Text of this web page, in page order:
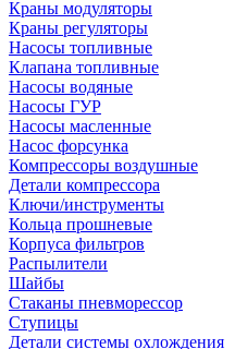
Краны модуляторы
Краны регуляторы
Насосы топливные
Клапана топливные
Насосы водяные
Насосы ГУР
Насосы масленные
Насос форсунка
Компрессоры воздушные
Детали компрессора
Ключи/инструменты
Кольца прошневые
Корпуса фильтров
Распылители
Шайбы
Стаканы пневморессор
Ступицы
Детали системы охлождения